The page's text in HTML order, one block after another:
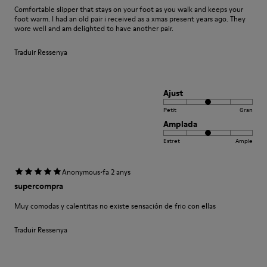
Comfortable slipper that stays on your foot as you walk and keeps your
foot warm. I had an old pair i received as a xmas present years ago. They
wore well and am delighted to have another pair.
Traduir Ressenya
Ajust
Petit Gran
Amplada
Estret Ample
Anonymous·fa 2 anys
supercompra
Muy comodas y calentitas no existe sensación de frio con ellas
Traduir Ressenya